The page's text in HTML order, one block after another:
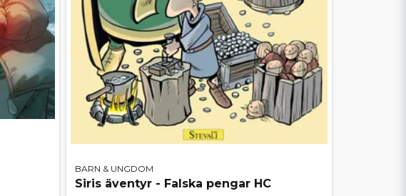
BARN & UNGDOM
Siris äventyr - Falska pengar HC